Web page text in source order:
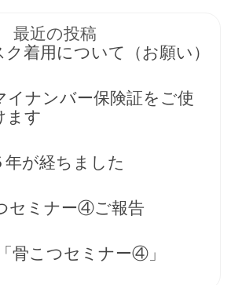
最近の投稿
着用について（お願い）
イナンバー保険証をご使
ます
年が経ちました
セミナー④ご報告
骨こつセミナー④」